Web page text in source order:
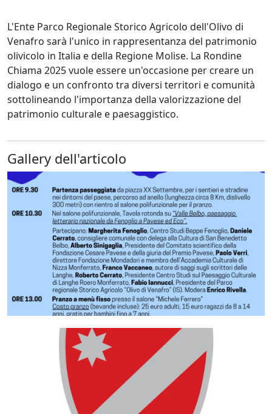
L'Ente Parco Regionale Storico Agricolo dell'Olivo di
Venafro sarà l'unico in rappresentanza del patrimonio
olivicolo in Italia e della Regione Molise. La Rondine
Chiama 2025 vuole essere un'occasione per creare un
dialogo e un confronto tra diversi territori e comunità
sottolineando l'importanza della valorizzazione del
patrimonio culturale e paesaggistico.
Gallery dell'articolo